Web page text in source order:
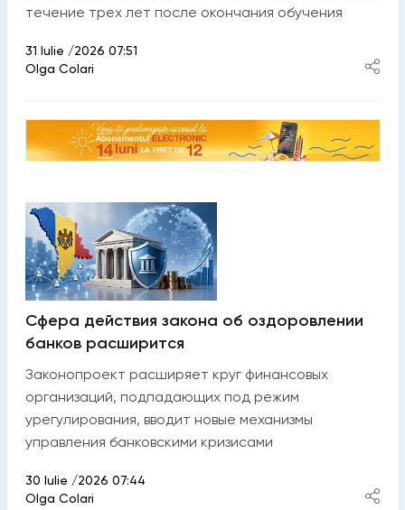
течение трех лет после окончания обучения
31 Iulie /2026 07:51
Olga Colari
Сфера действия закона об оздоровлении
банков расширится
Законопроект расширяет круг финансовых
организаций, подпадающих под режим
урегулирования, вводит новые механизмы
управления банковскими кризисами
30 Iulie /2026 07:44
Olga Colari